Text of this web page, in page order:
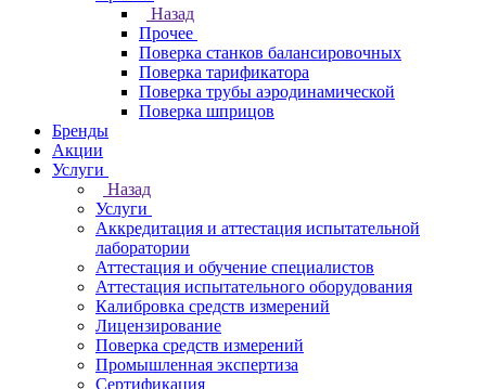
Назад
Прочее
Поверка станков балансировочных
Поверка тарификатора
Поверка трубы аэродинамической
Поверка шприцов
Бренды
Акции
Услуги
Назад
Услуги
Аккредитация и аттестация испытательной
лаборатории
Аттестация и обучение специалистов
Аттестация испытательного оборудования
Калибровка средств измерений
Лицензирование
Поверка средств измерений
Промышленная экспертиза
Сертификация